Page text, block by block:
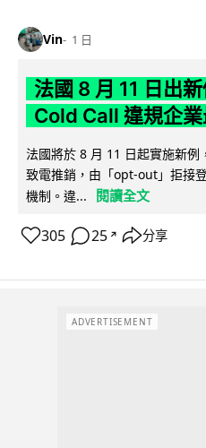
Vin 1 日
法國 8 月 11 日出
Cold Call 違規企
法國將於 8 月 11 日起實施新
致電推銷，由「opt-out」拒接
機制。違...
閱讀全文
305 25 ↗ 分享
ADVERTISEMENT